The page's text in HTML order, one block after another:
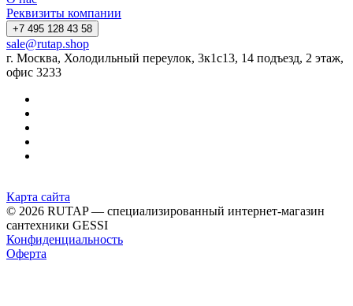
Реквизиты компании
+7 495 128 43 58
sale@rutap.shop
г. Москва, Холодильный переулок, 3к1с13, 14 подъезд, 2 этаж,
офис 3233
Карта сайта
© 2026 RUTAP — специализированный интернет-магазин
сантехники GESSI
Конфиденциальность
Оферта